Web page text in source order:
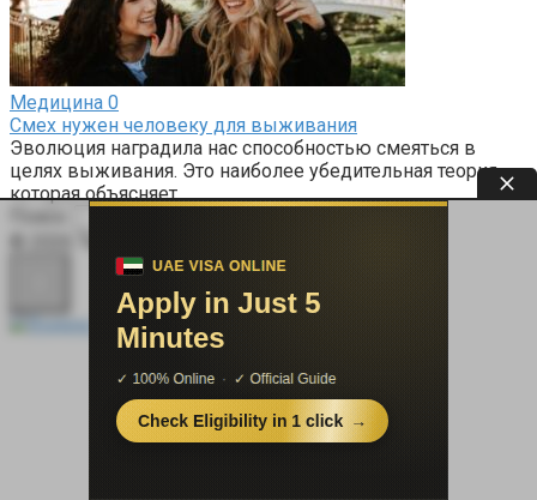
Медицина 0
Смех нужен человеку для выживания
Эволюция наградила нас способностью смеяться в
целях выживания. Это наиболее убедительная теория,
которая объясняет
Поиск: